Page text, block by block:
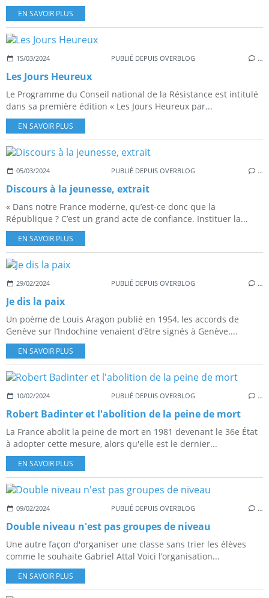
EN SAVOIR PLUS
15/03/2024 PUBLIÉ DEPUIS OVERBLOG …
Les Jours Heureux
Le Programme du Conseil national de la Résistance est intitulé
dans sa première édition « Les Jours Heureux par...
EN SAVOIR PLUS
05/03/2024 PUBLIÉ DEPUIS OVERBLOG …
Discours à la jeunesse, extrait
« Dans notre France moderne, qu’est-ce donc que la
République ? C’est un grand acte de confiance. Instituer la...
EN SAVOIR PLUS
29/02/2024 PUBLIÉ DEPUIS OVERBLOG …
Je dis la paix
Un poème de Louis Aragon publié en 1954, les accords de
Genève sur l’Indochine venaient d’être signés à Genève....
EN SAVOIR PLUS
10/02/2024 PUBLIÉ DEPUIS OVERBLOG …
Robert Badinter et l'abolition de la peine de mort
La France abolit la peine de mort en 1981 devenant le 36e État
à adopter cette mesure, alors qu'elle est le dernier...
EN SAVOIR PLUS
09/02/2024 PUBLIÉ DEPUIS OVERBLOG …
Double niveau n'est pas groupes de niveau
Une autre façon d'organiser une classe sans trier les élèves
comme le souhaite Gabriel Attal Voici l’organisation...
EN SAVOIR PLUS